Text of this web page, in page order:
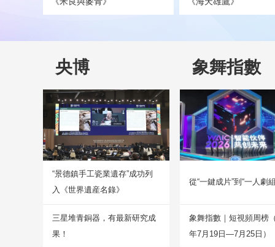
央博
“景德鎮手工瓷業遺存”成功列
入《世界遺産名錄》
三星堆青銅器，有最新研究成
果！
象舞指數
從“一鍵成片”到“一人劇
象舞指數｜短視頻周榜
年7月19日—7月25日）